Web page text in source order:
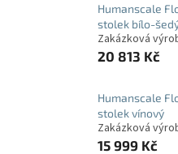
Humanscale
stolek bílo-
Zakázková
20 813 Kč
Humanscale
stolek vínový
Zakázková
15 999 Kč